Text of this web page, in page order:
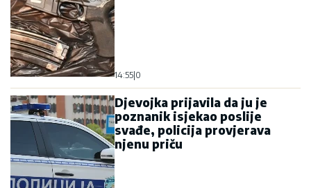
14:55 0
Djevojka prijavila da ju je
poznanik isjekao poslije
svađe, policija provjerava
njenu priču